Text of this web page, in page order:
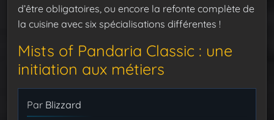
d’être obligatoires, ou encore la refonte complète de
la cuisine avec six spécialisations différentes !
Mists of Pandaria Classic : une
initiation aux métiers
Par Blizzard